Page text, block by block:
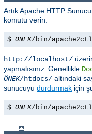
Artık Apache HTTP
komutu verin:
$ ÖNEK/bin/
http://localhost/
yapmalısınız. Genellikle
ÖNEK/htdocs/ altındaki
sunucuyu durdurmak için
$ ÖNEK/bin/